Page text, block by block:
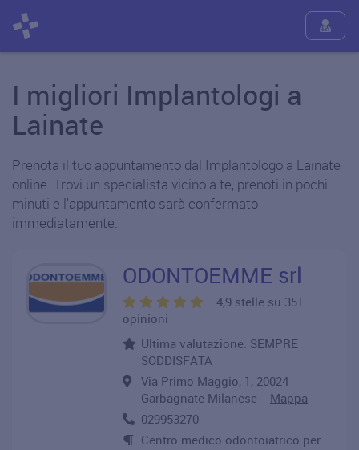
I migliori Implantologi a
Lainate
Prenota il tuo appuntamento dal Implantologo a Lainate
online. Trovi un specialista vicino a te, prenoti in pochi
minuti e l'appuntamento sarà confermato
immediatamente.
ODONTOEMME srl
4,9 stelle su 351
opinioni
Ultima valutazione: SEMPRE
SODDISFATA
Via Primo Maggio, 1, 20024
Garbagnate Milanese Mappa
029953270
Centro medico odontoiatrico per